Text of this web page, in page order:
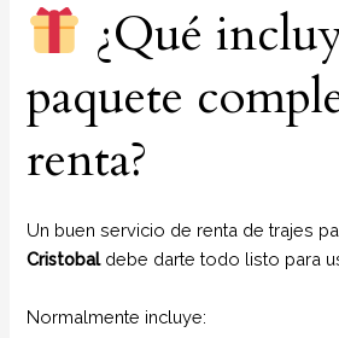
¿Qué
paquete
renta?
Un buen servicio de renta de trajes
Cristobal debe darte todo listo para
Normalmente incluye: